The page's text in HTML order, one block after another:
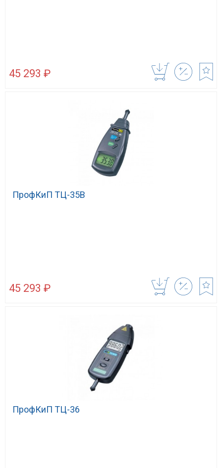
45 293 ₽
ПрофКиП ТЦ-35В
45 293 ₽
ПрофКиП ТЦ-36